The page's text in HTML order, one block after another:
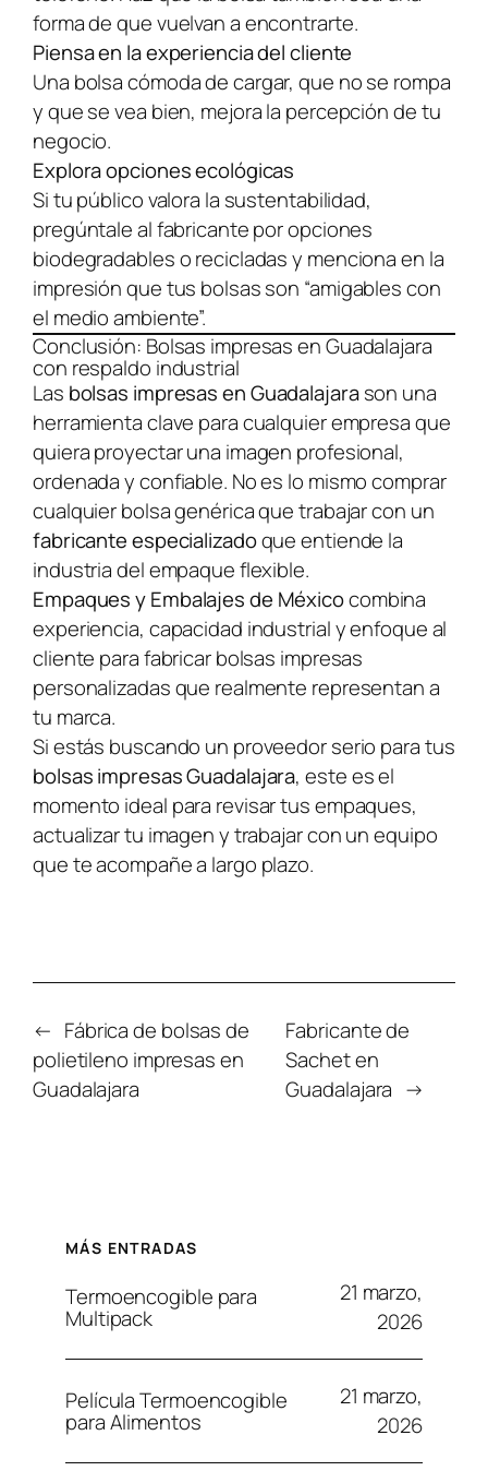
forma de que vuelvan a encontrarte.
Piensa en la experiencia del cliente
Una bolsa cómoda de cargar, que no se rompa
y que se vea bien, mejora la percepción de tu
negocio.
Explora opciones ecológicas
Si tu público valora la sustentabilidad,
pregúntale al fabricante por opciones
biodegradables o recicladas y menciona en la
impresión que tus bolsas son “amigables con
el medio ambiente”.
Conclusión: Bolsas impresas en Guadalajara
con respaldo industrial
Las bolsas impresas en Guadalajarason una
herramienta clave para cualquier empresa que
quiera proyectar una imagen profesional,
ordenada y confiable. No es lo mismo comprar
cualquier bolsa genérica que trabajar con un
fabricante especializadoque entiende la
industria del empaque flexible.
Empaques y Embalajes de Méxicocombina
experiencia, capacidad industrial y enfoque al
cliente para fabricar bolsas impresas
personalizadas que realmente representan a
tu marca.
Si estás buscando un proveedor serio para tus
bolsas impresas Guadalajara, este es el
momento ideal para revisar tus empaques,
actualizar tu imagen y trabajar con un equipo
que te acompañe a largo plazo.
← Fábrica de bolsas de
polietileno impresas en
Guadalajara
Fabricante de
Sachet en
Guadalajara →
MÁS ENTRADAS
Termoencogible para
Multipack
21 marzo,
2026
Película Termoencogible
para Alimentos
21 marzo,
2026